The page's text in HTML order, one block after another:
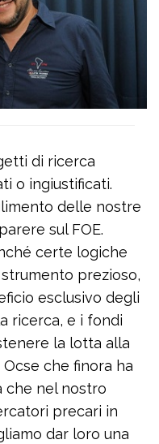
di ricerca
o ingiustificati.
delle nostre
sul FOE.
certe logiche
prezioso,
esclusivo degli
ricerca, e i fondi
la lotta alla
Ocse che finora ha
che nel nostro
precari in
dar loro una